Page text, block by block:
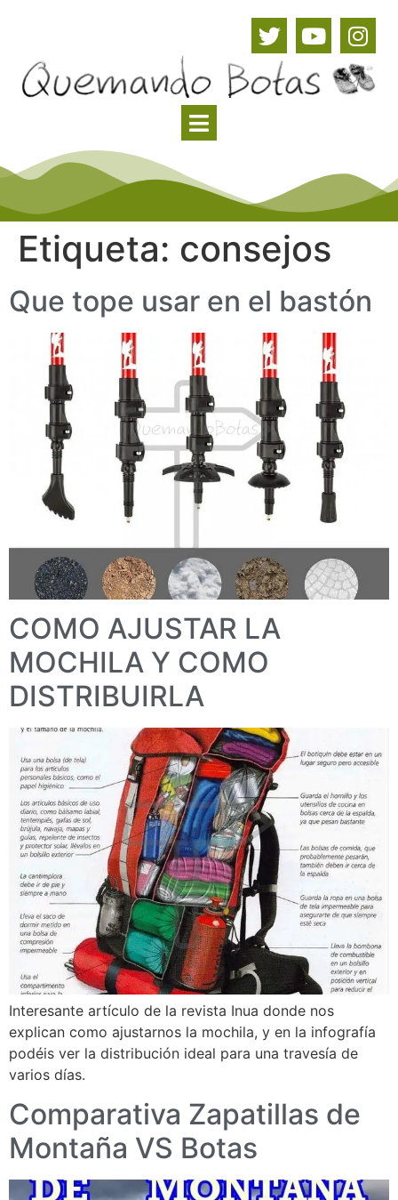
Etiqueta: consejos
Que tope usar en el bastón
COMO AJUSTAR LA
MOCHILA Y COMO
DISTRIBUIRLA
Interesante artículo de la revista Inua donde nos
explican como ajustarnos la mochila, y en la infografía
podéis ver la distribución ideal para una travesía de
varios días.
Comparativa Zapatillas de
Montaña VS Botas